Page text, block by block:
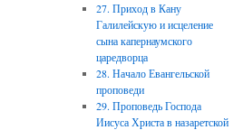
27. Приход в Кану
Галилейскую и исцеление
сына капернаумского
царедворца
28. Начало Евангельской
проповеди
29. Проповедь Господа
Иисуса Христа в назаретской